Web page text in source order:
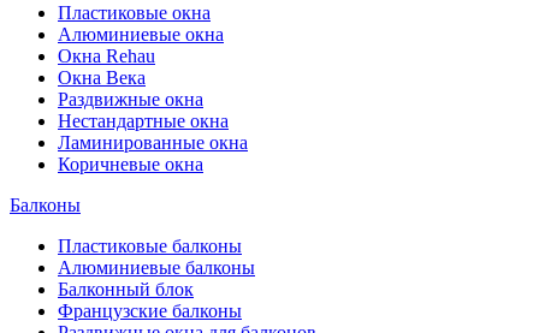
Пластиковые окна
Алюминиевые окна
Окна Rehau
Окна Века
Раздвижные окна
Нестандартные окна
Ламинированные окна
Коричневые окна
Балконы
Пластиковые балконы
Алюминиевые балконы
Балконный блок
Французские балконы